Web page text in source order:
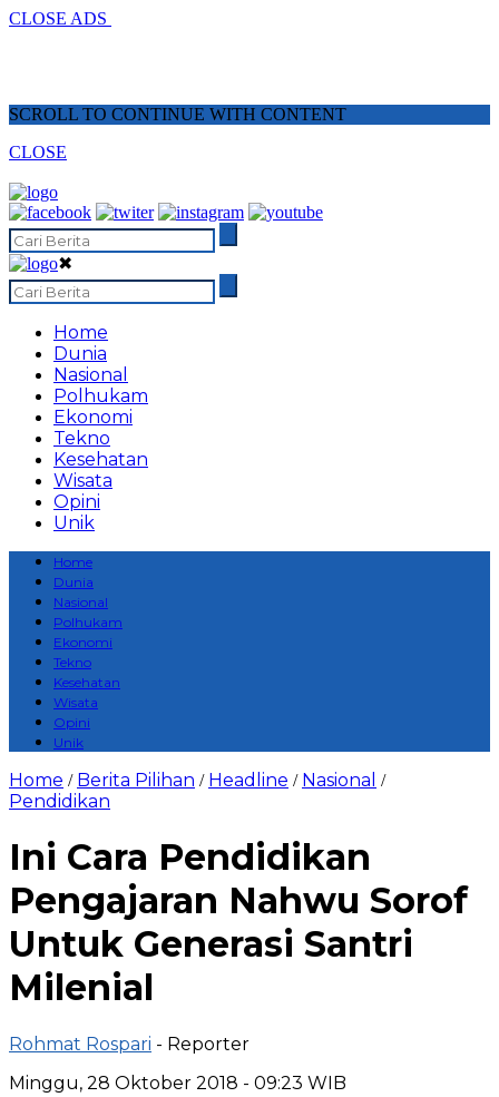
CLOSE ADS
SCROLL TO CONTINUE WITH CONTENT
CLOSE
✖
Home
Dunia
Nasional
Polhukam
Ekonomi
Tekno
Kesehatan
Wisata
Opini
Unik
Home
Dunia
Nasional
Polhukam
Ekonomi
Tekno
Kesehatan
Wisata
Opini
Unik
Home / Berita Pilihan / Headline / Nasional /
Pendidikan
Ini Cara Pendidikan
Pengajaran Nahwu Sorof
Untuk Generasi Santri
Milenial
Rohmat Rospari - Reporter
Minggu, 28 Oktober 2018 - 09:23 WIB